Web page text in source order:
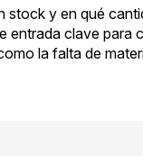
y en qué
entrada clave para
la falta de